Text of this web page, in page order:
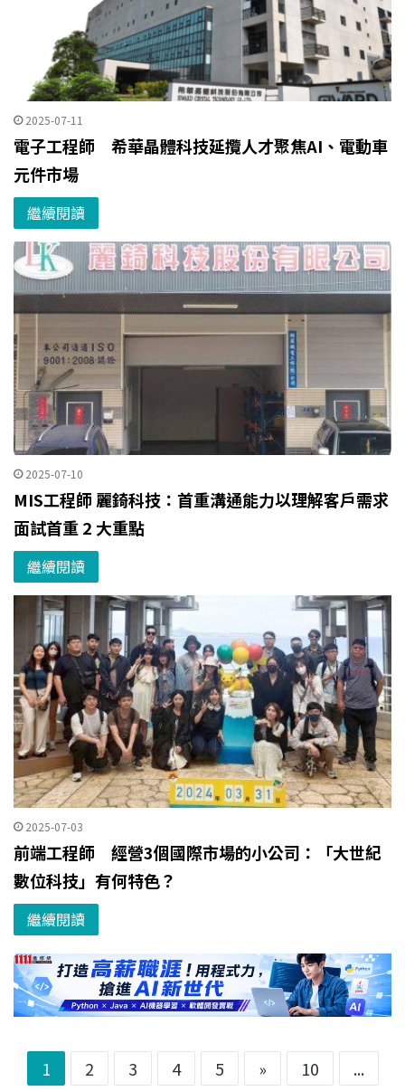
2025-07-11
電子工程師 希華晶體科技延攬人才聚焦AI、電動車
元件市場
繼續閱讀
2025-07-10
MIS工程師 麗錡科技：首重溝通能力以理解客戶需求
面試首重 2 大重點
繼續閱讀
2025-07-03
前端工程師 經營3個國際市場的小公司：「大世紀
數位科技」有何特色？
繼續閱讀
1 2 3 4 5 » 10
...